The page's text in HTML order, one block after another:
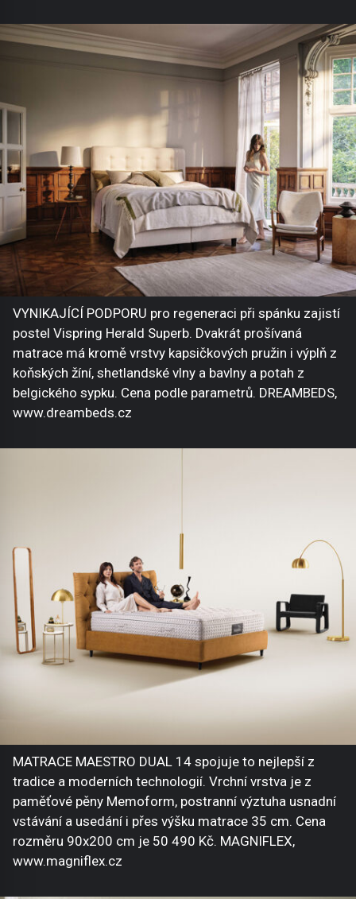
VYNIKAJÍCÍ PODPORU pro regeneraci při spánku zajistí
postel Vispring Herald Superb. Dvakrát prošívaná
matrace má kromě vrstvy kapsičkových pružin i výplň z
koňských žíní, shetlandské vlny a bavlny a potah z
belgického sypku. Cena podle parametrů. DREAMBEDS,
www.dreambeds.cz
MATRACE MAESTRO DUAL 14 spojuje to nejlepší z
tradice a moderních technologií. Vrchní vrstva je z
paměťové pěny Memoform, postranní výztuha usnadní
vstávání a usedání i přes výšku matrace 35 cm. Cena
rozměru 90x200 cm je 50 490 Kč. MAGNIFLEX,
www.magniflex.cz